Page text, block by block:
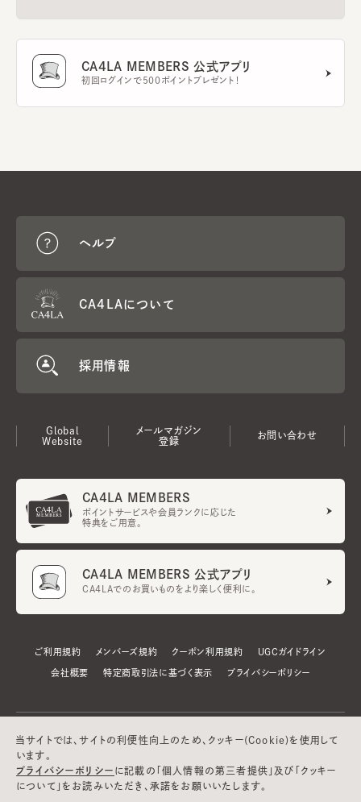
CA4LA MEMBERS 公式アプリ
初回ログインで500ポイントプレゼント！
ヘルプ
CA4LAについて
採用情報
Global
Website
メールマガジン
登録
お問い合わせ
CA4LA MEMBERS
ポイントサービスや会員ランクに応じた
特典をご用意。
CA4LA MEMBERS 公式アプリ
CA4LAでのお買いものをより楽しく便利に。
ご利用規約 メンバーズ規約 クーポン利用規約 UGCガイドライン
会社概要 特定商取引法に基づく表示 プライバシーポリシー
当サイトでは、サイトの利便性向上のため、クッキー(Cookie)を使用して
います。
プライバシーポリシー に記載の「個人情報の第三者提供」及び「クッキー
について」をお読みいただき、承諾をお願いいたします。